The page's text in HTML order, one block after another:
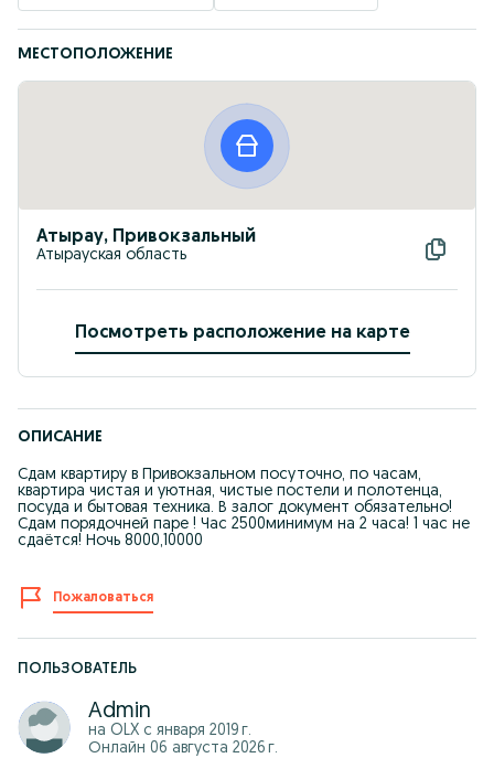
МЕСТОПОЛОЖЕНИЕ
Атырау, Привокзальный
Атырауская область
Посмотреть расположение на карте
ОПИСАНИЕ
Сдам квартиру в Привокзальном посуточно, по часам,
квартира чистая и уютная, чистые постели и полотенца,
посуда и бытовая техника. В залог документ обязательно!
Сдам порядочней паре ! Час 2500минимум на 2 часа! 1 час не
сдаётся! Ночь 8000,10000
Пожаловаться
ПОЛЬЗОВАТЕЛЬ
Admin
на OLX с января 2019 г.
Онлайн 06 августа 2026 г.